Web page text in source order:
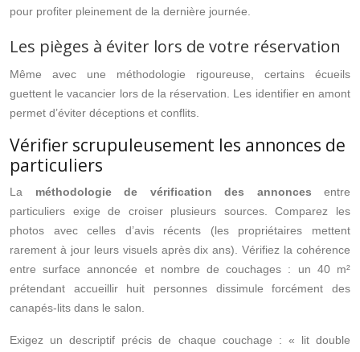
pour profiter pleinement de la dernière journée.
Les pièges à éviter lors de votre réservation
Même avec une méthodologie rigoureuse, certains écueils
guettent le vacancier lors de la réservation. Les identifier en amont
permet d’éviter déceptions et conflits.
Vérifier scrupuleusement les annonces de
particuliers
La méthodologie de vérification des annonces entre
particuliers exige de croiser plusieurs sources. Comparez les
photos avec celles d’avis récents (les propriétaires mettent
rarement à jour leurs visuels après dix ans). Vérifiez la cohérence
entre surface annoncée et nombre de couchages : un 40 m²
prétendant accueillir huit personnes dissimule forcément des
canapés-lits dans le salon.
Exigez un descriptif précis de chaque couchage : « lit double